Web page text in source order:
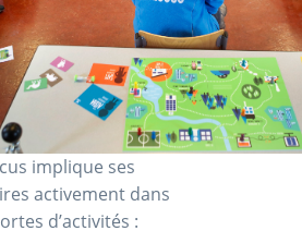
implique ses
activement dans
d’activités :